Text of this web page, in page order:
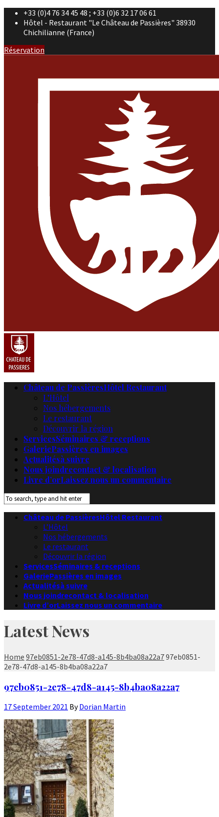
+33 (0)4 76 34 45 48 ; +33 (0)6 32 17 06 61
Hôtel - Restaurant "Le Château de Passières" 38930
Chichilianne (France)
Réservation
Château de PassièresHôtel Restaurant
L’Hôtel
Nos hébergements
Le restaurant
Découvrir la région
ServicesSéminaires & receptions
GaleriePassières en images
Actualitésà suivre
Nous joindrecontact & localisation
Livre d’orLaissez nous un commentaire
Château de PassièresHôtel Restaurant
L’Hôtel
Nos hébergements
Le restaurant
Découvrir la région
ServicesSéminaires & receptions
GaleriePassières en images
Actualitésà suivre
Nous joindrecontact & localisation
Livre d’orLaissez nous un commentaire
Latest News
Home 97eb0851-2e78-47d8-a145-8b4ba08a22a797eb0851-
2e78-47d8-a145-8b4ba08a22a7
97eb0851-2e78-47d8-a145-8b4ba08a22a7
17 September 2021 ByDorian Martin